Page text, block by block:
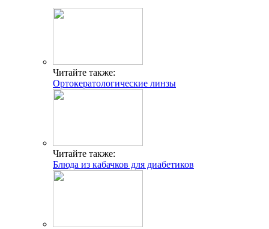
Читайте также:
Ортокератологические линзы
Читайте также:
Блюда из кабачков для диабетиков